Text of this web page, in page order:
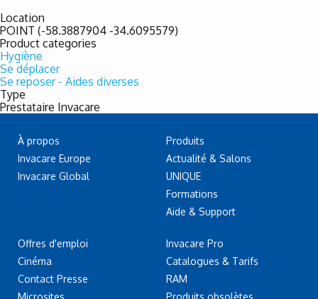
Location
POINT (-58.3887904 -34.6095579)
Product categories
Hygiène
Se déplacer
Se reposer - Aides diverses
Type
Prestataire Invacare
À propos
Invacare Europe
Invacare Global
Offres d'emploi
Cinéma
Contact Presse
Microsites
Produits
Actualité & Salons
UNIQUE
Formations
Aide & Support
Invacare Pro
Catalogues & Tarifs
RAM
Produits obsolètes